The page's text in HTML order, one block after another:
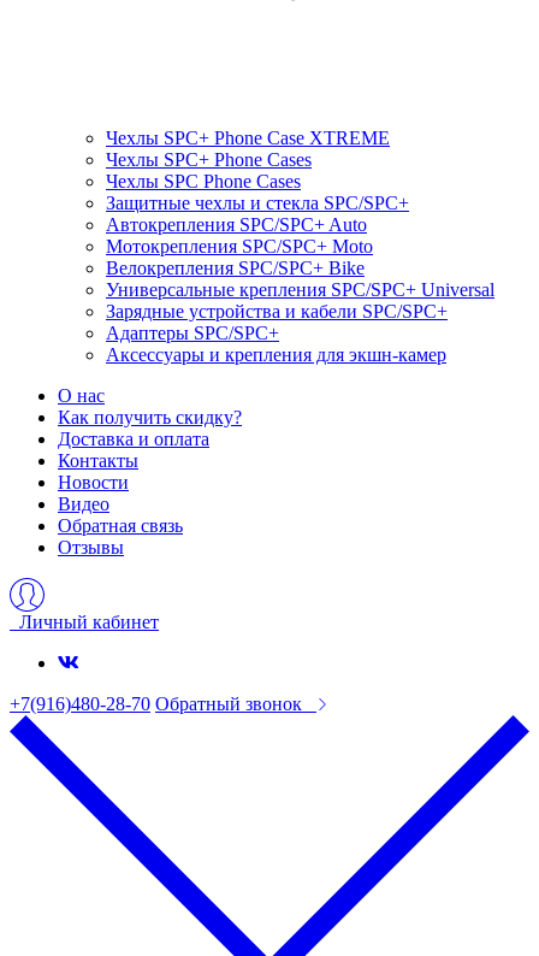
Чехлы SPC+ Phone Case XTREME
Чехлы SPC+ Phone Cases
Чехлы SPС Phone Cases
Защитные чехлы и стекла SPC/SPC+
Автокрепления SPС/SPC+ Auto
Мотокрепления SPС/SPC+ Moto
Велокрепления SPС/SPC+ Bike
Универсальные крепления SPС/SPC+ Universal
Зарядные устройства и кабели SPC/SPC+
Адаптеры SPC/SPC+
Аксессуары и крепления для экшн-камер
О нас
Как получить скидку?
Доставка и оплата
Контакты
Новости
Видео
Обратная связь
Отзывы
Личный кабинет
+7(916)480-28-70 Обратный звонок